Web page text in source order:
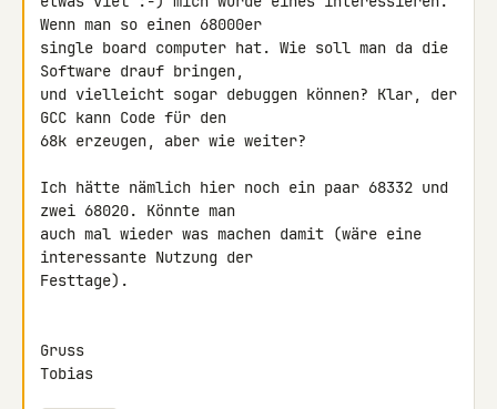
Wenn man so einen 68000er
single board computer hat. Wie soll man da die
Software drauf bringen,
und vielleicht sogar debuggen können? Klar, der
GCC kann Code für den
68k erzeugen, aber wie weiter?
Ich hätte nämlich hier noch ein paar 68332 und
zwei 68020. Könnte man
auch mal wieder was machen damit (wäre eine
interessante Nutzung der
Festtage).
Gruss
Tobias